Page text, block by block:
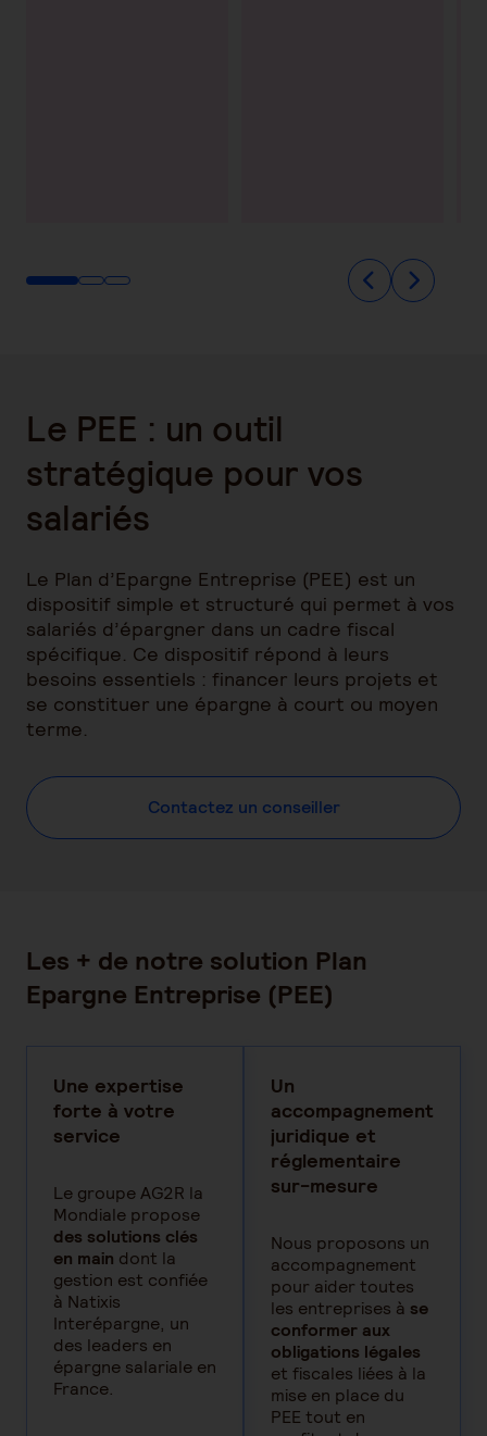
Le PEE : un outil
stratégique pour vos
salariés
Le Plan d’Epargne Entreprise (PEE) est un
dispositif simple et structuré qui permet à vos
salariés d’épargner dans un cadre fiscal
spécifique. Ce dispositif répond à leurs
besoins essentiels : financer leurs projets et
se constituer une épargne à court ou moyen
terme.
Contactez un conseiller
Les + de notre solution Plan
Epargne Entreprise (PEE)
Une expertise
forte à votre
service
Le groupe AG2R la
Mondiale propose
des solutions clés
en main dont la
gestion est confiée
à Natixis
Interépargne, un
des leaders en
épargne salariale en
France.
Un
accompagnement
juridique et
réglementaire
sur-mesure
Nous proposons un
accompagnement
pour aider toutes
les entreprises à se
conformer aux
obligations légales
et fiscales liées à la
mise en place du
PEE tout en